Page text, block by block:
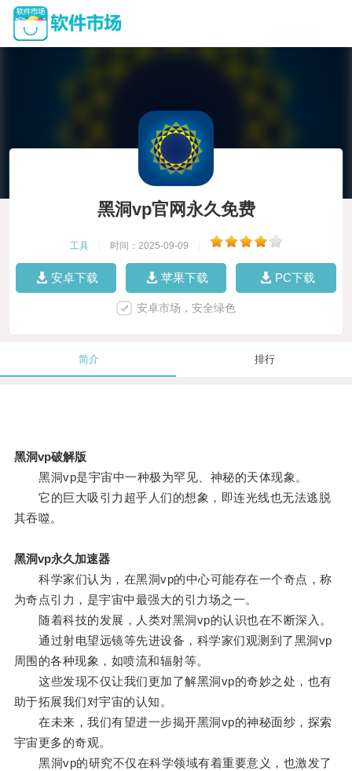
黑洞vp官网永久免费
工具 时间：2025-09-09
安卓下载 苹果下载 PC下载
安卓市场，安全绿色
简介 排行
黑洞vp破解版
黑洞vp是宇宙中一种极为罕见、神秘的天体现象。
它的巨大吸引力超乎人们的想象，即连光线也无法逃脱
其吞噬。
黑洞vp永久加速器
科学家们认为，在黑洞vp的中心可能存在一个奇点，称
为奇点引力，是宇宙中最强大的引力场之一。
随着科技的发展，人类对黑洞vp的认识也在不断深入。
通过射电望远镜等先进设备，科学家们观测到了黑洞vp
周围的各种现象，如喷流和辐射等。
这些发现不仅让我们更加了解黑洞vp的奇妙之处，也有
助于拓展我们对宇宙的认知。
在未来，我们有望进一步揭开黑洞vp的神秘面纱，探索
宇宙更多的奇观。
黑洞vp的研究不仅在科学领域有着重要意义，也激发了